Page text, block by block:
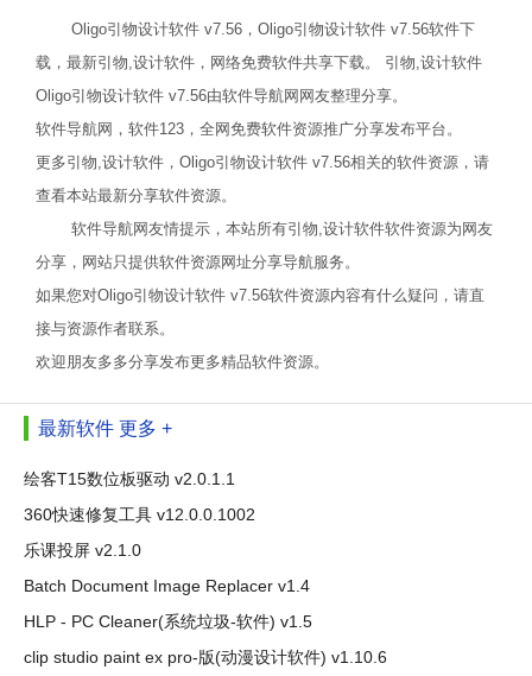
Oligo引物设计软件 v7.56，Oligo引物设计软件 v7.56软件下
载，最新引物,设计软件，网络免费软件共享下载。 引物,设计软件
Oligo引物设计软件 v7.56由软件导航网网友整理分享。
软件导航网，软件123，全网免费软件资源推广分享发布平台。
更多引物,设计软件，Oligo引物设计软件 v7.56相关的软件资源，请
查看本站最新分享软件资源。
软件导航网友情提示，本站所有引物,设计软件软件资源为网友
分享，网站只提供软件资源网址分享导航服务。
如果您对Oligo引物设计软件 v7.56软件资源内容有什么疑问，请直
接与资源作者联系。
欢迎朋友多多分享发布更多精品软件资源。
最新软件 更多 +
绘客T15数位板驱动 v2.0.1.1
360快速修复工具 v12.0.0.1002
乐课投屏 v2.1.0
Batch Document Image Replacer v1.4
HLP - PC Cleaner(系统垃圾-软件) v1.5
clip studio paint ex pro-版(动漫设计软件) v1.10.6